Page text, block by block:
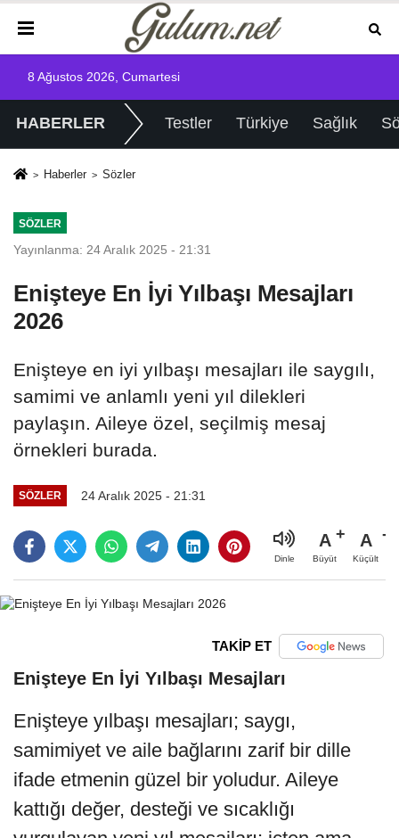
8 Ağustos 2026, Cumartesi
HABERLER Testler Türkiye Sağlık
Haberler Sözler
SÖZLER
Yayınlanma: 24 Aralık 2025 - 21:31
Enişteye En İyi Yılbaşı Mesajları
2026
Enişteye en iyi yılbaşı mesajları ile saygılı,
samimi ve anlamlı yeni yıl dilekleri
paylaşın. Aileye özel, seçilmiş mesaj
örnekleri burada.
SÖZLER 24 Aralık 2025 - 21:31
Dinle
A
Büyüt
A
Küçült
TAKİP ET
Enişteye En İyi Yılbaşı Mesajları
Enişteye yılbaşı mesajları; saygı,
samimiyet ve aile bağlarını zarif bir dille
ifade etmenin güzel bir yoludur. Aileye
kattığı değer, desteği ve sıcaklığı